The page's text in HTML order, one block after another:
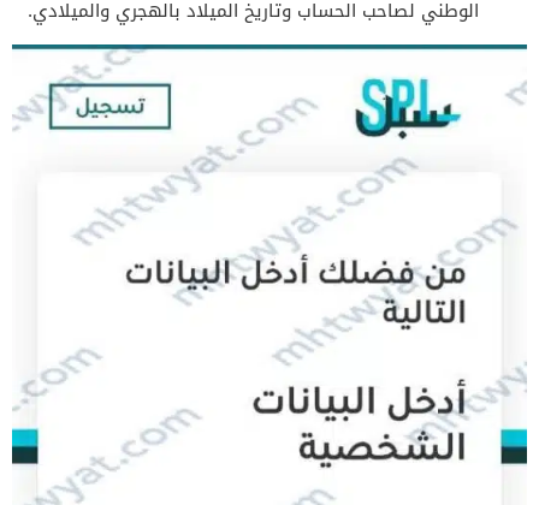
الوطني لصاحب الحساب وتاريخ الميلاد بالهجري والميلادي.